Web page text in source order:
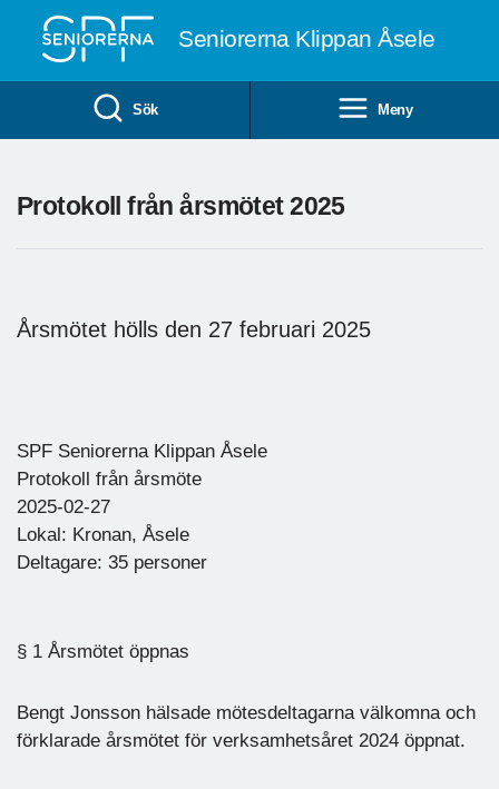
Seniorerna Klippan Åsele
Sök Meny
Protokoll från årsmötet 2025
Årsmötet hölls den 27 februari 2025
SPF Seniorerna Klippan Åsele
Protokoll från årsmöte
2025-02-27
Lokal: Kronan, Åsele
Deltagare: 35 personer
§ 1 Årsmötet öppnas
Bengt Jonsson hälsade mötesdeltagarna välkomna och
förklarade årsmötet för verksamhetsåret 2024 öppnat.